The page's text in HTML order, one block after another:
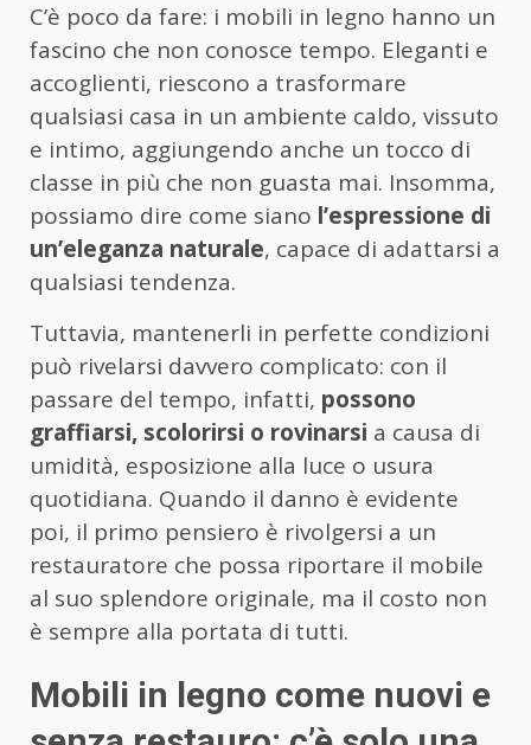
C’è poco da fare: i mobili in legno hanno un
fascino che non conosce tempo. Eleganti e
accoglienti, riescono a trasformare
qualsiasi casa in un ambiente caldo, vissuto
e intimo, aggiungendo anche un tocco di
classe in più che non guasta mai. Insomma,
possiamo dire come siano l’espressione di
un’eleganza naturale, capace di adattarsi a
qualsiasi tendenza.
Tuttavia, mantenerli in perfette condizioni
può rivelarsi davvero complicato: con il
passare del tempo, infatti, possono
graffiarsi, scolorirsi o rovinarsi a causa di
umidità, esposizione alla luce o usura
quotidiana. Quando il danno è evidente
poi, il primo pensiero è rivolgersi a un
restauratore che possa riportare il mobile
al suo splendore originale, ma il costo non
è sempre alla portata di tutti.
Mobili in legno come nuovi e